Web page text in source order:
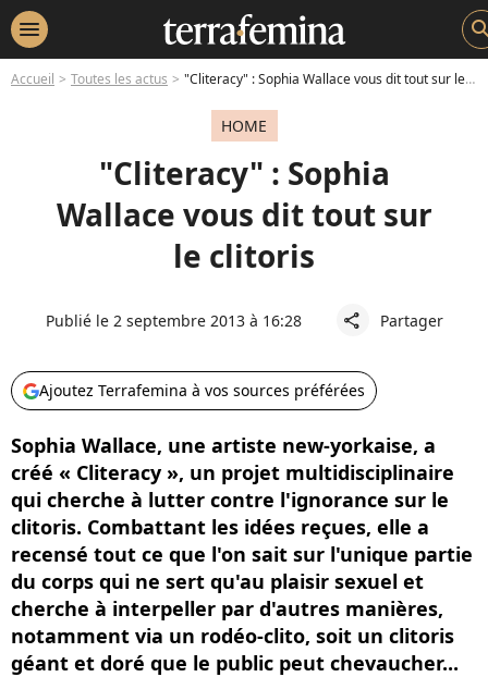
menu
Accueil Toutes les actus "Cliteracy" : Sophia Wallace vous dit tout sur le clitoris
HOME
"Cliteracy" : Sophia
Wallace vous dit tout sur
le clitoris
Publié le 2 septembre 2013 à 16:28 share Partager
Ajoutez Terrafemina à vos sources préférées
Sophia Wallace, une artiste new-yorkaise, a
créé « Cliteracy », un projet multidisciplinaire
qui cherche à lutter contre l'ignorance sur le
clitoris. Combattant les idées reçues, elle a
recensé tout ce que l'on sait sur l'unique partie
du corps qui ne sert qu'au plaisir sexuel et
cherche à interpeller par d'autres manières,
notamment via un rodéo-clito, soit un clitoris
géant et doré que le public peut chevaucher...